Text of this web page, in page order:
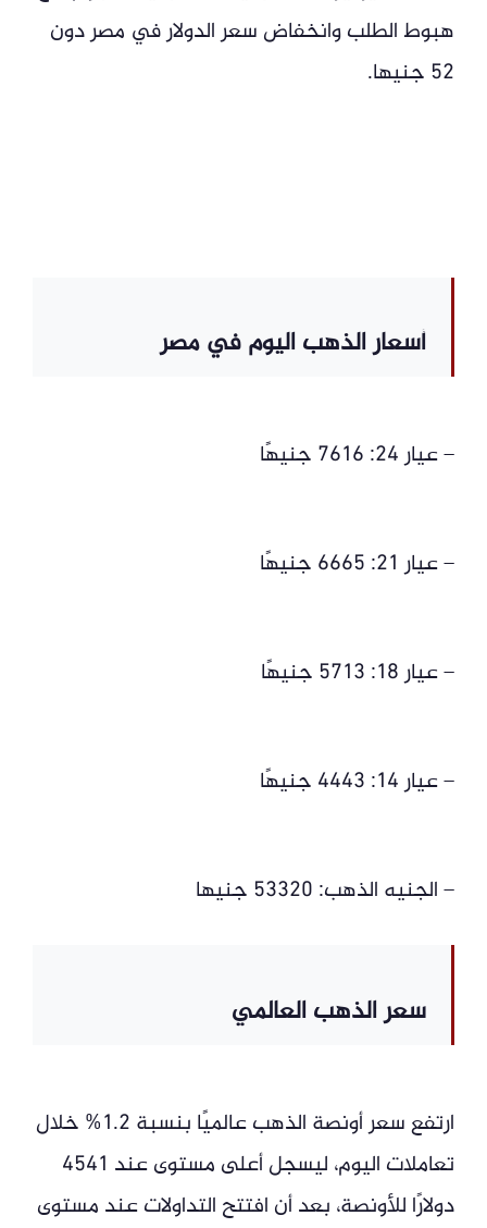
هبوط الطلب وانخفاض سعر الدولار في مصر دون
52 جنيها.
أسعار الذهب اليوم في مصر
– عيار 24: 7616 جنيهًا
– عيار 21: 6665 جنيهًا
– عيار 18: 5713 جنيهًا
– عيار 14: 4443 جنيهًا
– الجنيه الذهب: 53320 جنيها
سعر الذهب العالمي
ارتفع سعر أونصة الذهب عالميًا بنسبة 1.2% خلال
تعاملات اليوم، ليسجل أعلى مستوى عند 4541
دولارًا للأونصة، بعد أن افتتح التداولات عند مستوى